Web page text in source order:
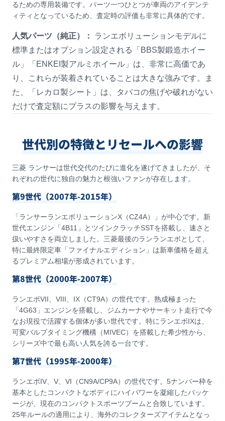
るための専用装備です。パーツ一つひとつが車両のアイデンテ
ィティとなっているため、査定時の評価も非常に具体的です。
人気パーツ（純正）：
ランエボリューションモデルに
標準またはオプション設定される「BBS製鍛造ホイー
ル」「ENKEI製アルミホイール」は、非常に高価であ
り、これらが装着されていることは大きな強みです。ま
た、「レカロ製シート」は、タバコの焦げや破れがない
だけで査定額にプラスの影響を与えます。
世代別の特徴とリセールへの影響
三菱 ランサーは世代交代のたびに進化を遂げてきましたが、そ
れぞれの世代に独自の魅力と根強いファンが存在します。
第9世代（2007年-2015年）
「ランサーランエボリューションX（CZ4A）」が中心です。新
世代エンジン「4B11」とツインクラッチSSTを搭載し、速さと
扱いやすさを両立しました。三菱最後のランランエボとして、
特に最終限定車「ファイナルエディション」は新車価格を超え
るプレミアム相場が形成されています。
第8世代（2000年-2007年）
ランエボVII、VIII、IX（CT9A）の世代です。熟成極まった
「4G63」エンジンを搭載し、ジムカーナやサーキット走行で今
なお現役で活躍する個体が多い世代です。特にランエボIXは、
可変バルブタイミング機構（MIVEC）を搭載した希少性から、
シリーズ中で最も高い人気を誇る一台です。
第7世代（1995年-2000年）
ランエボIV、V、VI（CN9A/CP9A）の世代です。5ナンバー枠を
基本としたコンパクトなボディにハイパワーを凝縮したパッケ
ージが、現在のコンパクトスポーツブームと合致しています。
25年ルールの適用により、海外のコレクターズアイテムとなっ